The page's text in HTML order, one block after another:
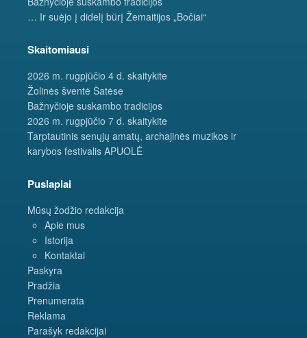
… Ir suėjo į didelį būrį Žemaitijos „Bočiai“
Skaitomiausi
2026 m. rugpjūčio 4 d. skaitykite
Žolinės šventė Šatėse
Bažnyčioje suskambo tradicijos
2026 m. rugpjūčio 7 d. skaitykite
Tarptautinis senųjų amatų, archajinės muzikos ir
karybos festivalis APUOLĖ
Puslapiai
Mūsų žodžio redakcija
Apie mus
Istorija
Kontaktai
Paskyra
Pradžia
Prenumerata
Reklama
Parašyk redakcijai